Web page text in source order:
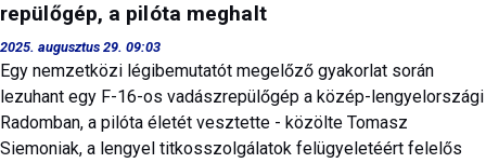
repülőgép, a pilóta meghalt
2025. augusztus 29. 09:03
Egy nemzetközi légibemutatót megelőző gyakorlat során
lezuhant egy F-16-os vadászrepülőgép a közép-lengyelországi
Radomban, a pilóta életét vesztette - közölte Tomasz
Siemoniak, a lengyel titkosszolgálatok felügyeletéért felelős